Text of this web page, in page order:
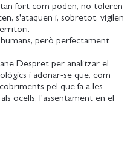
tan fort com poden, no toleren
s'ataquen i, sobretot, vigilen
però perfectament
Despret per analitzar el
i adonar-se que, com
pel que fa a les
ocells, l'assentament en el
i amb aquest assaig
parem l'orella i escoltem